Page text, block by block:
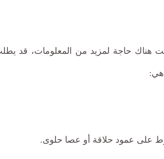
هي:
على عمود حلاقة أو عصا حلوى.